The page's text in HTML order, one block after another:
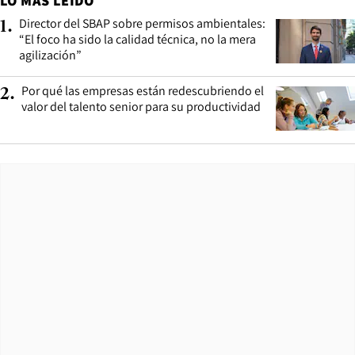
1. Director del SBAP sobre permisos ambientales:
“El foco ha sido la calidad técnica, no la mera
agilización”
2. Por qué las empresas están redescubriendo el
valor del talento senior para su productividad